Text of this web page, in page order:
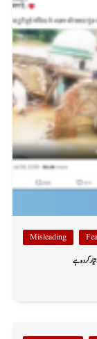
Misleading
کردہ ہے